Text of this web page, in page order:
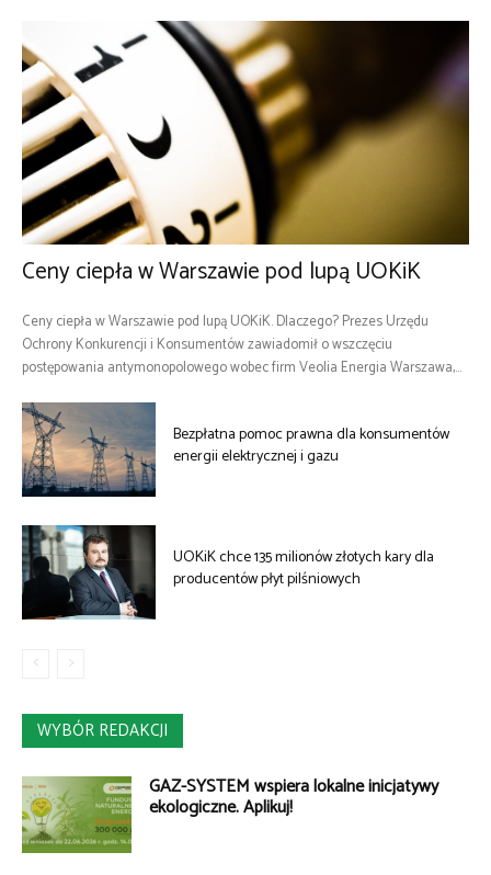
Ceny ciepła w Warszawie pod lupą UOKiK
Ceny ciepła w Warszawie pod lupą UOKiK. Dlaczego? Prezes Urzędu
Ochrony Konkurencji i Konsumentów zawiadomił o wszczęciu
postępowania antymonopolowego wobec firm Veolia Energia Warszawa,...
Bezpłatna pomoc prawna dla konsumentów
energii elektrycznej i gazu
UOKiK chce 135 milionów złotych kary dla
producentów płyt pilśniowych
WYBÓR REDAKCJI
GAZ-SYSTEM wspiera lokalne inicjatywy
ekologiczne. Aplikuj!